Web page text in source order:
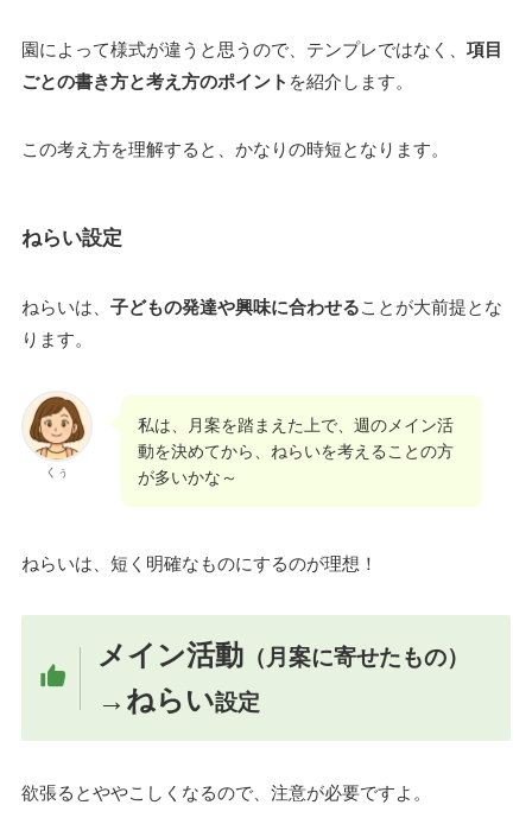
園によって様式が違うと思うので、テンプレではなく、 項目
ごとの書き方と考え方のポイント を紹介します。
この考え方を理解すると、かなりの時短となります。
ねらい設定
ねらいは、 子どもの発達や興味に合わせることが大前提とな
ります。
くぅ
私は、月案を踏まえた上で、週のメイン活
動を決めてから、ねらいを考えることの方
が多いかな～
ねらいは、短く明確なものにするのが理想！
メイン活動 （月案に寄せたもの）
→ねらい設定
欲張るとややこしくなるので、注意が必要ですよ。